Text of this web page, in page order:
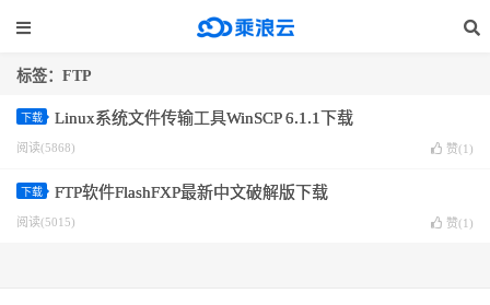
标签：FTP
下载 Linux系统文件传输工具WinSCP 6.1.1下载
阅读(5868) 赞(1 )
下载 FTP软件FlashFXP最新中文破解版下载
阅读(5015) 赞(1 )